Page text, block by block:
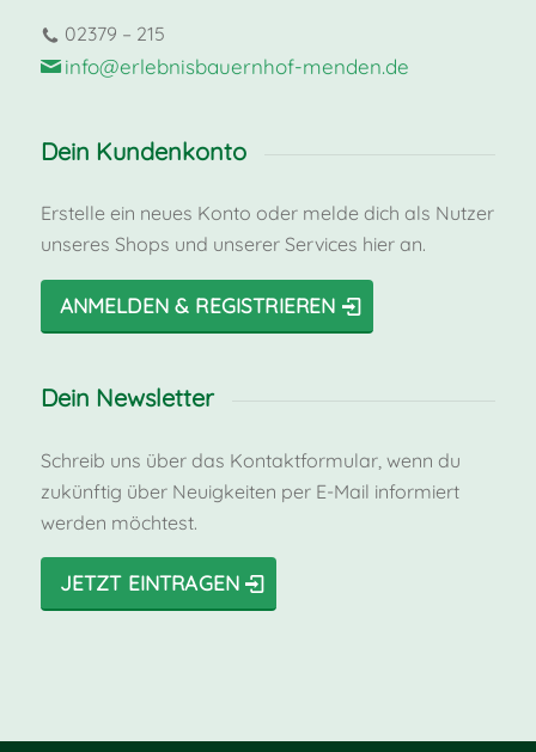
02379 – 215
info@erlebnisbauernhof-menden.de
Dein Kundenkonto
Erstelle ein neues Konto oder melde dich als Nutzer
unseres Shops und unserer Services hier an.
ANMELDEN & REGISTRIEREN
Dein Newsletter
Schreib uns über das Kontaktformular, wenn du
zukünftig über Neuigkeiten per E-Mail informiert
werden möchtest.
JETZT EINTRAGEN